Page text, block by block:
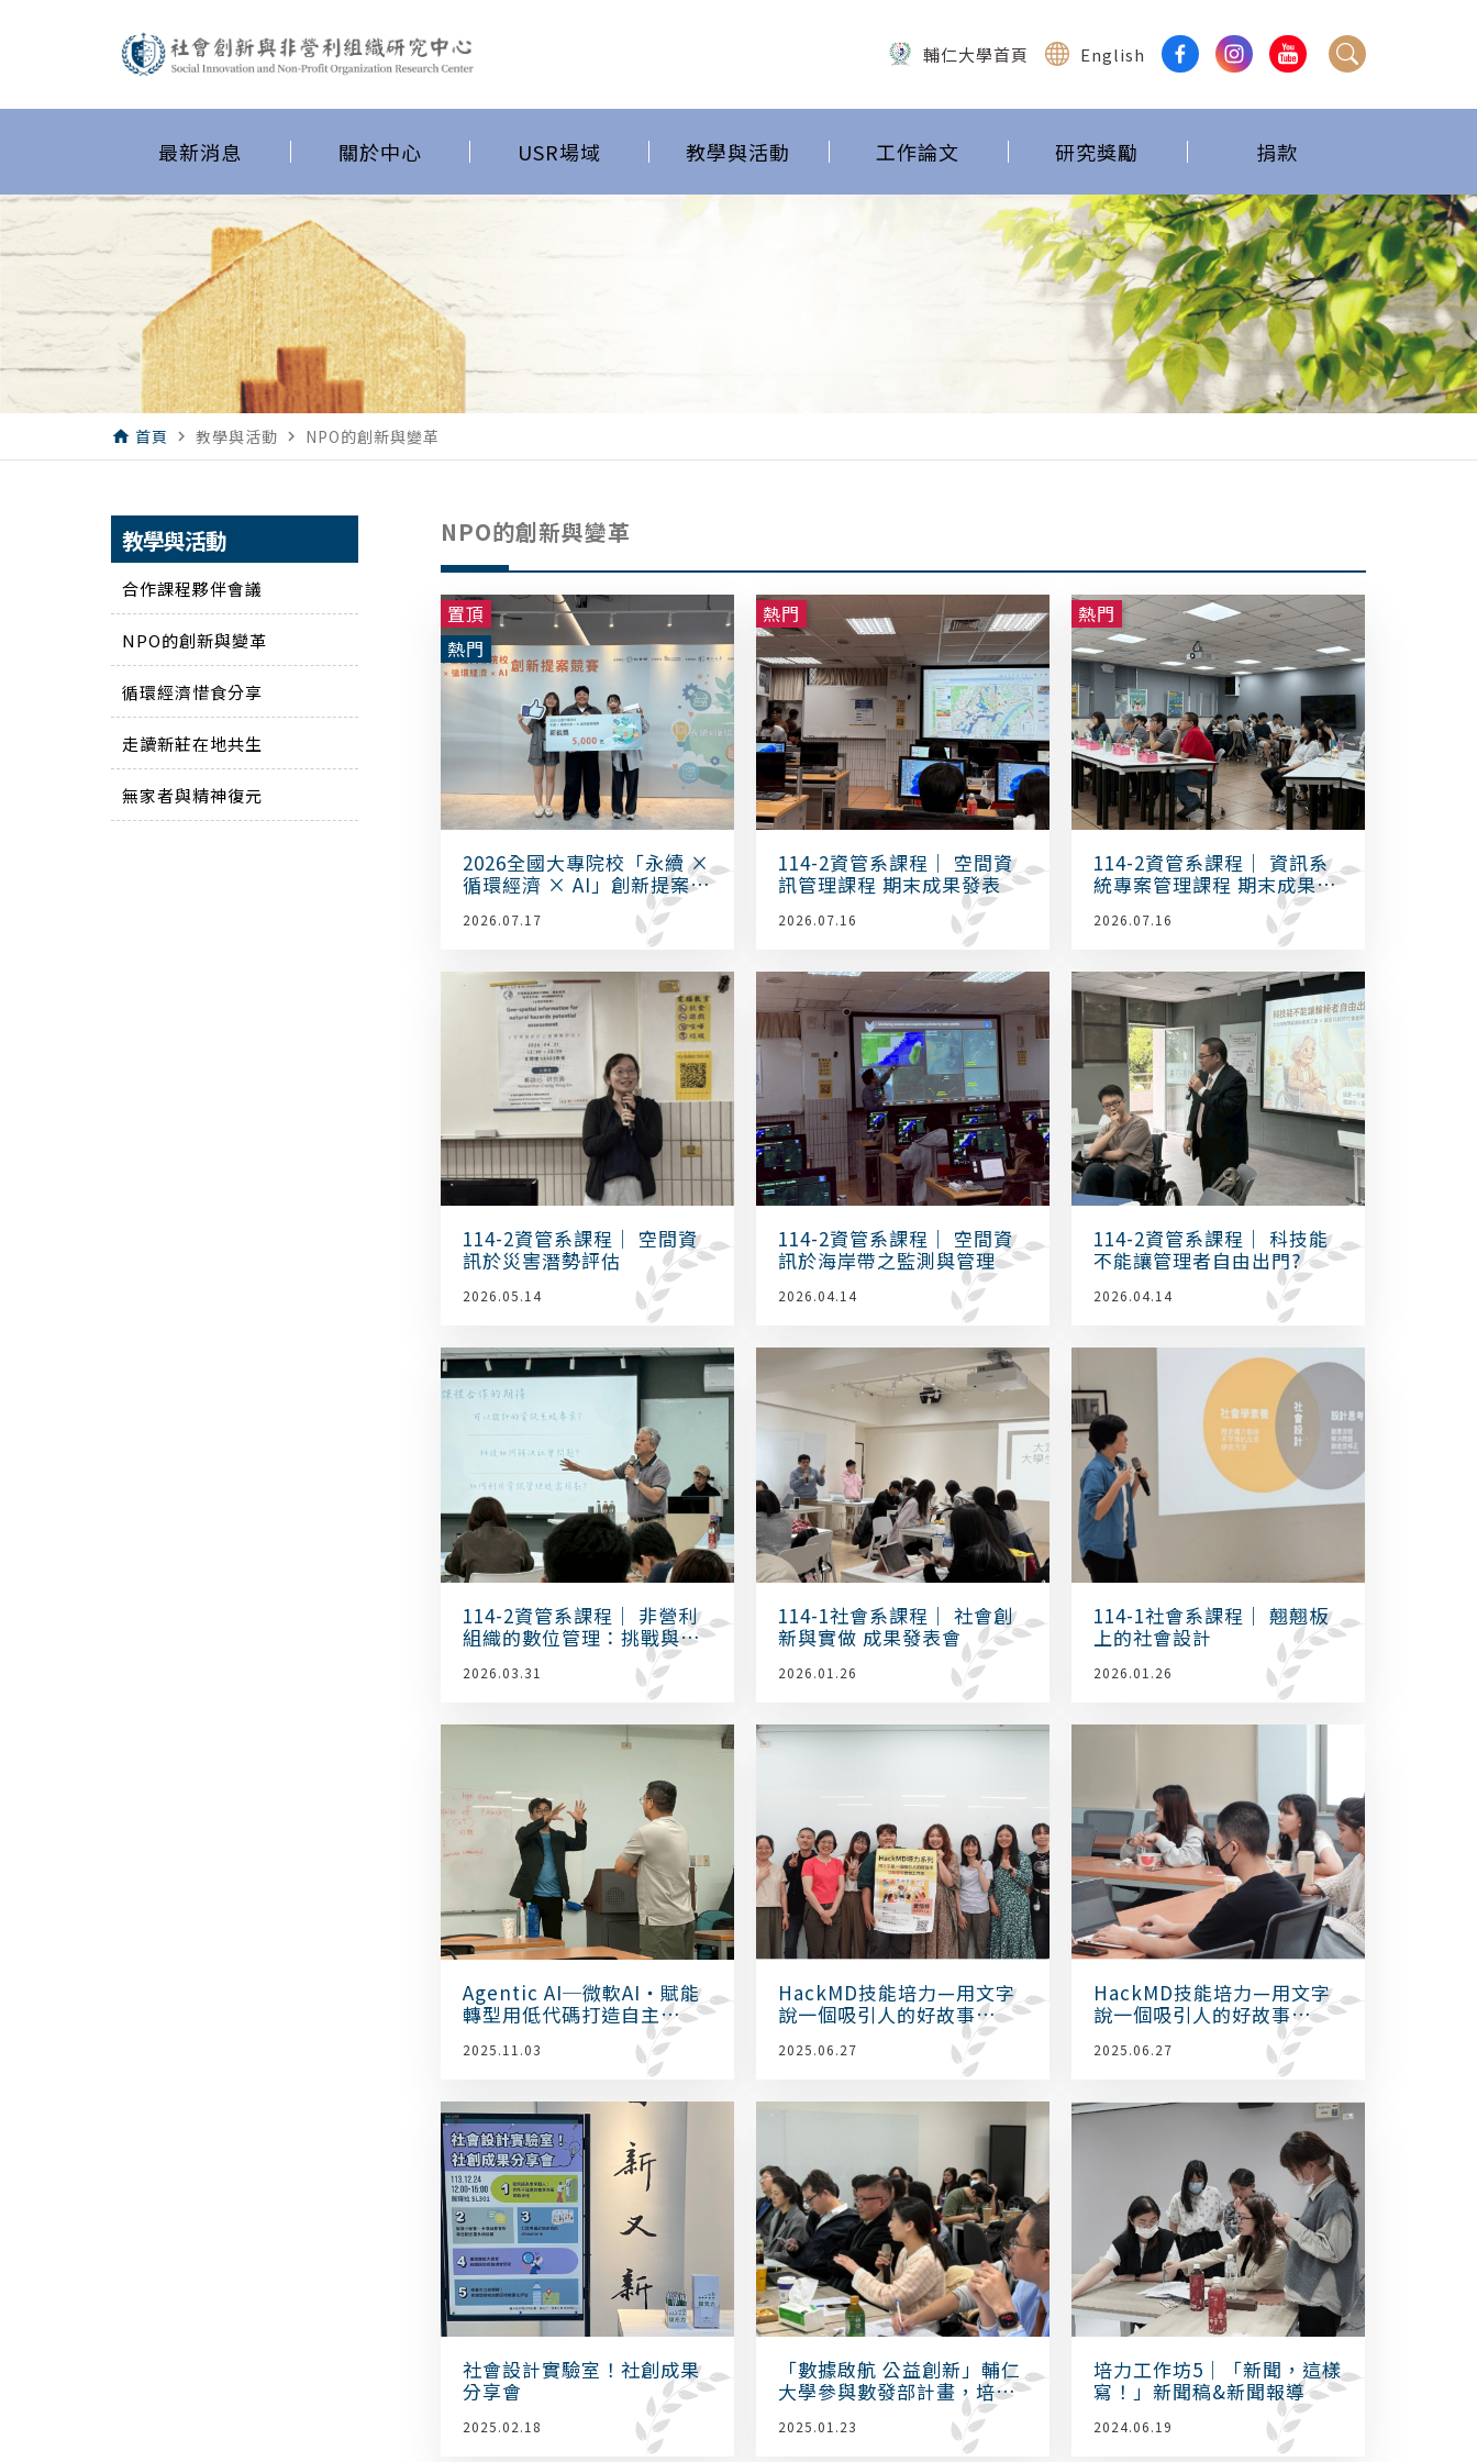
輔仁大學首頁 English
最新消息 關於中心 USR場域 教學與活動 工作論文 研究獎勵 捐款
home 首頁 navigate_next 教學與活動 navigate_next NPO的創新與變革
教學與活動
合作課程夥伴會議
NPO的創新與變革
循環經濟惜食分享
走讀新莊在地共生
無家者與精神復元
NPO的創新與變革
置頂
熱門
2026全國大專院校「永續 ×
循環經濟 × AI」創新提案競
賽：「打造友善的寶特瓶回
收圈」榮獲新銳獎
2026.07.17
熱門
114-2資管系課程｜ 空間資
訊管理課程 期末成果發表
2026.07.16
熱門
114-2資管系課程｜ 資訊系
統專案管理課程 期末成果發
2026.07.16
114-2資管系課程｜ 空間資
訊於災害潛勢評估
2026.05.14
114-2資管系課程｜ 空間資
訊於海岸帶之監測與管理
2026.04.14
114-2資管系課程｜ 科技能
不能讓管理者自由出門?
2026.04.14
114-2資管系課程｜ 非營利
組織的數位管理：挑戰與機
2026.03.31
114-1社會系課程｜ 社會創
新與實做 成果發表會
2026.01.26
114-1社會系課程｜ 翹翹板
上的社會設計
2026.01.26
Agentic AI─微軟AI‧賦能
轉型用低代碼打造自主
2025.11.03
HackMD技能培力—用文字
說一個吸引人的好故事
2025.06.27
HackMD技能培力—用文字
說一個吸引人的好故事
2025.06.27
社會設計實驗室！社創成果
分享會
2025.02.18
「數據啟航 公益創新」輔仁
大學參與數發部計畫，培育
2025.01.23
培力工作坊5｜「新聞，這樣
寫！」新聞稿&新聞報導
2024.06.19